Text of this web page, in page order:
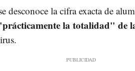
desconoce la cifra exacta de
la totalidad" de